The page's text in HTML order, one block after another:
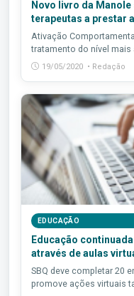
Novo livro da
terapeutas a prestar
Ativação
tratamento do nível
19/05/2020 • Redação
EDUCAÇÃO
Educação
através de aulas
SBQ deve completar 20
promove ações virtuais